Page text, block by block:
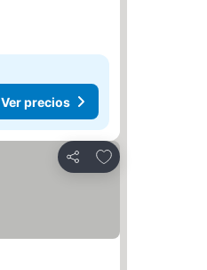
Ver precios
Compartir
Añadir a favoritos